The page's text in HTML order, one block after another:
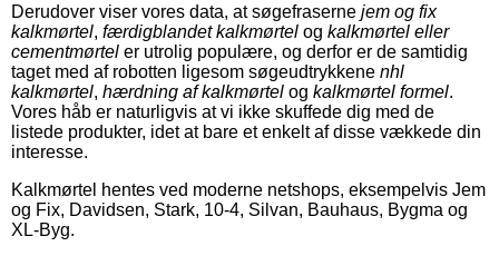
Derudover viser vores data, at søgefraserne jem og fix
kalkmørtel, færdigblandet kalkmørtel og kalkmørtel eller
cementmørtel er utrolig populære, og derfor er de samtidig
taget med af robotten ligesom søgeudtrykkene nhl
kalkmørtel, hærdning af kalkmørtel og kalkmørtel formel.
Vores håb er naturligvis at vi ikke skuffede dig med de
listede produkter, idet at bare et enkelt af disse vækkede din
interesse.
Kalkmørtel hentes ved moderne netshops, eksempelvis Jem
og Fix, Davidsen, Stark, 10-4, Silvan, Bauhaus, Bygma og
XL-Byg.